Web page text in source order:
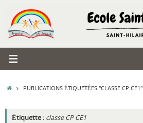
contenu
ACCUEIL
PUBLICATIONS ÉTIQUETÉES "CLASSE CP CE1"
Étiquette : classe CP CE1